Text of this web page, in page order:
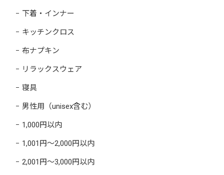
下着・インナー
キッチンクロス
布ナプキン
リラックスウェア
寝具
男性用（unisex含む）
1,000円以内
1,001円～2,000円以内
2,001円～3,000円以内